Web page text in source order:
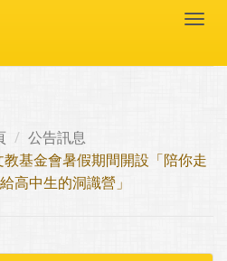
公告訊息
基金會暑假期間開設「陪你走
高中生的洞識營」